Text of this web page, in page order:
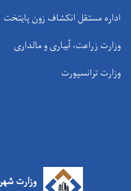
اداره مستقل انکشاف زون پایتخت
وزارت زراعت، آبیاری و مالداری
وزارت ترانسپورت
وزارت